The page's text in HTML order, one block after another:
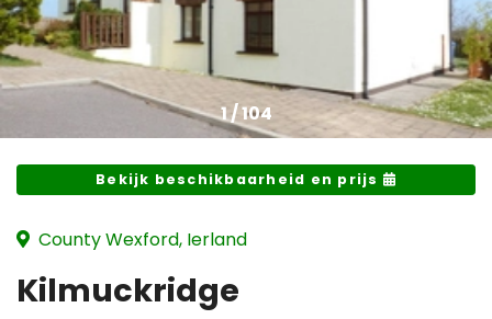
1/104
Bekijk beschikbaarheid en prijs
County Wexford, Ierland
Kilmuckridge